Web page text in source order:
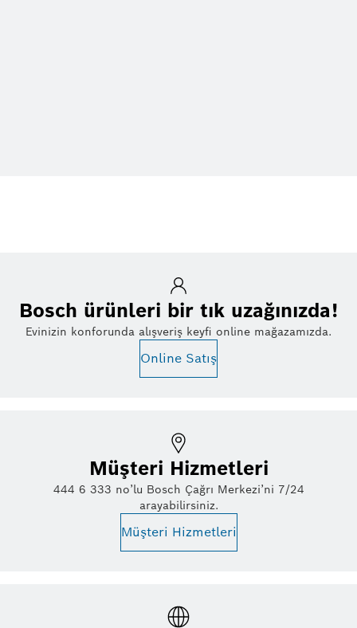
Bosch ürünleri bir tık uzağınızda!
Evinizin konforunda alışveriş keyfi online mağazamızda.
Online Satış
Müşteri Hizmetleri
444 6 333 no’lu Bosch Çağrı Merkezi’ni 7/24
arayabilirsiniz.
Müşteri Hizmetleri